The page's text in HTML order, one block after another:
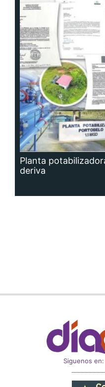
Planta
deriva
Siguenos en: